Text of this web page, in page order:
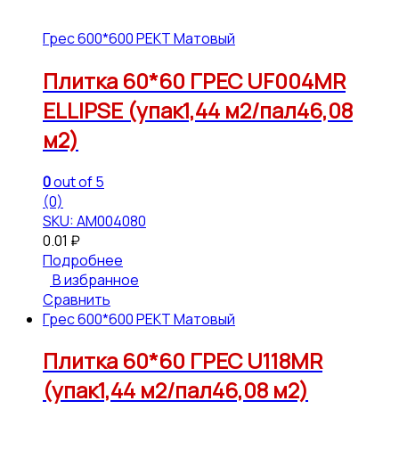
Грес 600*600 РЕКТ Матовый
Плитка 60*60 ГРЕС UF004MR
ELLIPSE (упак1,44 м2/пал46,08
м2)
0out of 5
(0)
SKU: АМ004080
0.01 ₽
Подробнее
В избранное
Сравнить
Грес 600*600 РЕКТ Матовый
Плитка 60*60 ГРЕС U118MR
(упак1,44 м2/пал46,08 м2)